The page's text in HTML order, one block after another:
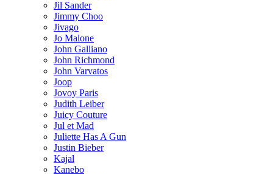
Jil Sander
Jimmy Choo
Jivago
Jo Malone
John Galliano
John Richmond
John Varvatos
Joop
Jovoy Paris
Judith Leiber
Juicy Couture
Jul et Mad
Juliette Has A Gun
Justin Bieber
Kajal
Kanebo